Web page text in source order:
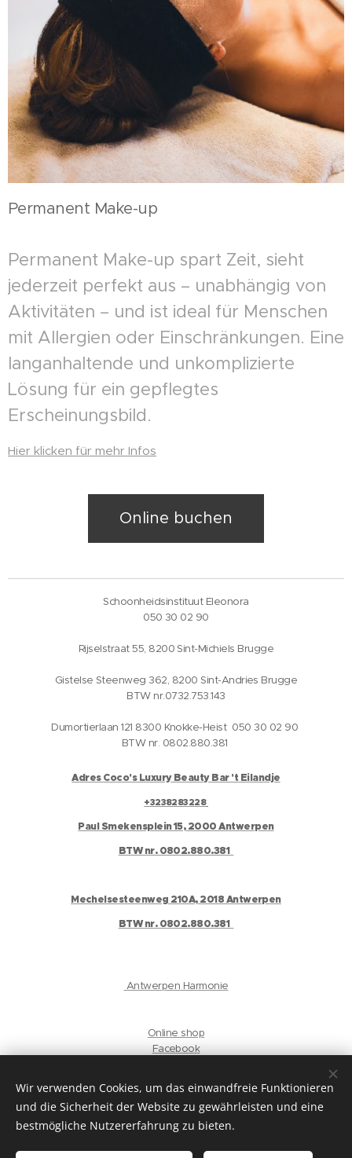
Permanent Make-up
Permanent Make-up spart Zeit, sieht
jederzeit perfekt aus – unabhängig von
Aktivitäten – und ist ideal für Menschen
mit Allergien oder Einschränkungen. Eine
langanhaltende und unkomplizierte
Lösung für ein gepflegtes
Erscheinungsbild.
Hier klicken für mehr Infos
Online buchen
Schoonheidsinstituut Eleonora
050 30 02 90
Rijselstraat 55, 8200 Sint-Michiels Brugge
Gistelse Steenweg 362, 8200 Sint-Andries Brugge
BTW nr.0732.753.143
Dumortierlaan 121 8300 Knokke-Heist 050 30 02 90
BTW nr. 0802.880.381
Adres Coco's Luxury Beauty Bar 't Eilandje
+3238283228
Paul Smekensplein 15, 2000 Antwerpen
BTW nr. 0802.880.381
Mechelsesteenweg 210A, 2018 Antwerpen
BTW nr. 0802.880.381
Antwerpen Harmonie
Online shop
Facebook
privacyverklaring
Wir verwenden Cookies, um das einwandfreie Funktionieren
und die Sicherheit der Website zu gewährleisten und eine
bestmögliche Nutzererfahrung zu bieten.